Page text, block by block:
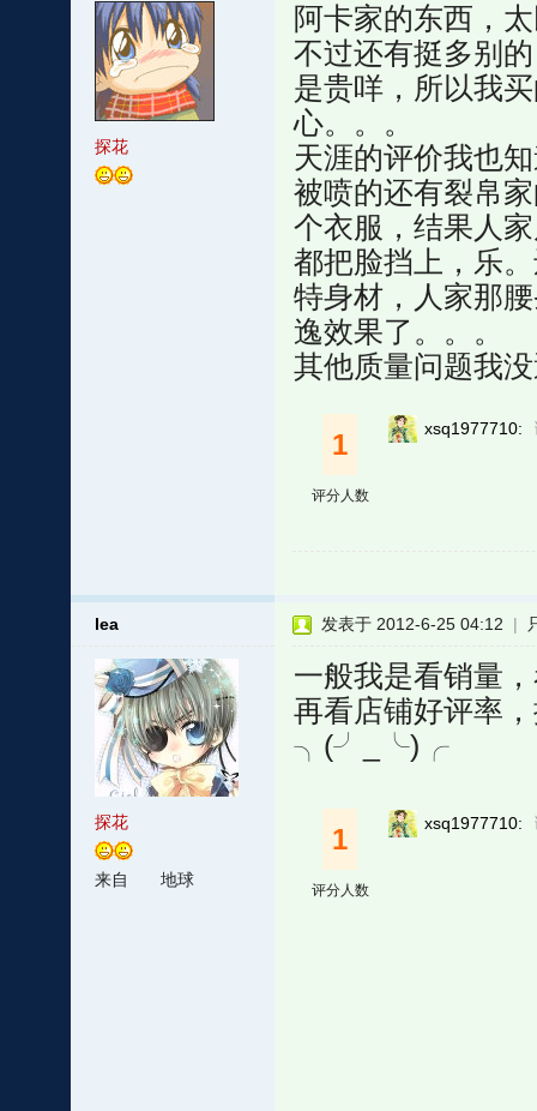
探花
阿卡家的东西，
不过还有挺多别
是贵咩，所以我
心。。。
天涯的评价我也
被喷的还有裂帛
个衣服，结果人
都把脸挡上，乐
特身材，人家那
逸效果了。。。
其他质量问题我
1
评分人数
xsq1977710:
lea
探花
来自 地球
发表于 2012-6-25 04:12 |
一般我是看销量
再看店铺好评率
╮(╯_╰)╭
1
评分人数
xsq1977710: